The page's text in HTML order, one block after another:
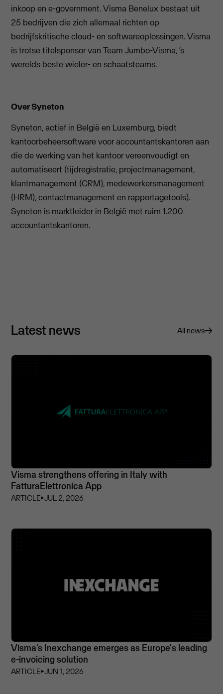
inkoop en e-government. Visma Benelux bestaat uit
25 bedrijven die zich allemaal richten op
bedrijfskritische cloud- en softwareoplossingen. Visma
is trotse titelsponsor van Team Jumbo-Visma, ‘s
werelds beste wieler- en schaatsteams.
Over Syneton
Syneton, actief in België en Luxemburg, biedt
kantoorbeheersoftware voor accountantskantoren aan
die de werking van het kantoor vereenvoudigt en
automatiseert (tijdregistratie, projectmanagement,
klantmanagement (CRM), medewerkersmanagement
(HRM), contactmanagement en rapportagetools).
Syneton is marktleider in België met ruim 1.200
accountantskantoren.
Latest news All news
Visma strengthens offering in Italy with
FatturaElettronica App
ARTICLE⏵JUL 2, 2026
Visma’s Inexchange emerges as Europe's leading
e-invoicing solution
ARTICLE⏵JUN 1, 2026